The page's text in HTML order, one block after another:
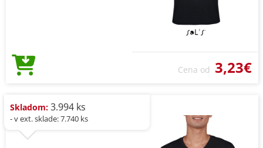
Cena od 3,23€
Skladom: 3.994 ks
- v ext. sklade: 7.740 ks